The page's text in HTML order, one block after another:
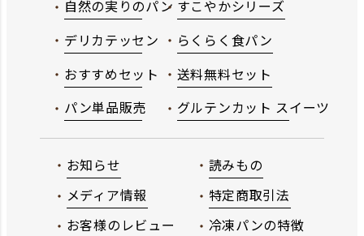
自然の実りのパン
デリカテッセン
おすすめセット
パン単品販売
すこやかシリーズ
らくらく食パン
送料無料セット
グルテンカット スイーツ
お知らせ
メディア情報
お客様のレビュー
読みもの
特定商取引法
冷凍パンの特徴